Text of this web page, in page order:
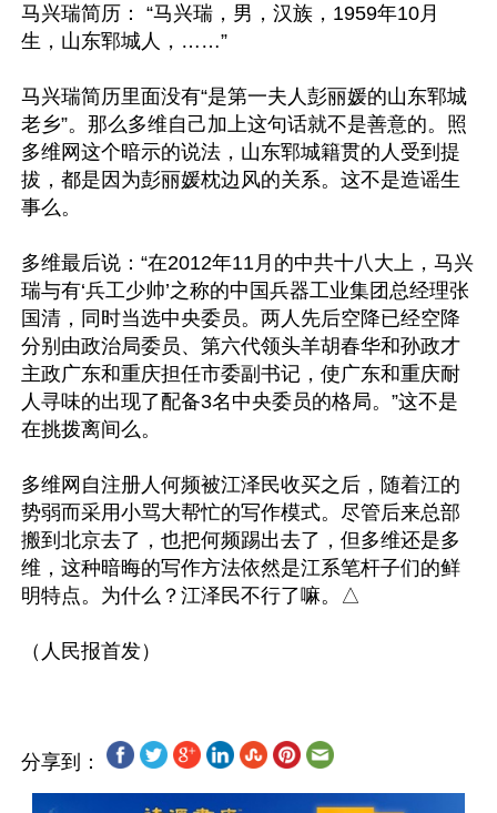
马兴瑞简历： “马兴瑞，男，汉族，1959年10月
生，山东郓城人，……”
马兴瑞简历里面没有“是第一夫人彭丽媛的山东郓城
老乡”。那么多维自己加上这句话就不是善意的。照
多维网这个暗示的说法，山东郓城籍贯的人受到提
拔，都是因为彭丽媛枕边风的关系。这不是造谣生
事么。
多维最后说：“在2012年11月的中共十八大上，马兴
瑞与有‘兵工少帅’之称的中国兵器工业集团总经理张
国清，同时当选中央委员。两人先后空降已经空降
分别由政治局委员、第六代领头羊胡春华和孙政才
主政广东和重庆担任市委副书记，使广东和重庆耐
人寻味的出现了配备3名中央委员的格局。”这不是
在挑拨离间么。
多维网自注册人何频被江泽民收买之后，随着江的
势弱而采用小骂大帮忙的写作模式。尽管后来总部
搬到北京去了，也把何频踢出去了，但多维还是多
维，这种暗晦的写作方法依然是江系笔杆子们的鲜
明特点。为什么？江泽民不行了嘛。△
分享到：